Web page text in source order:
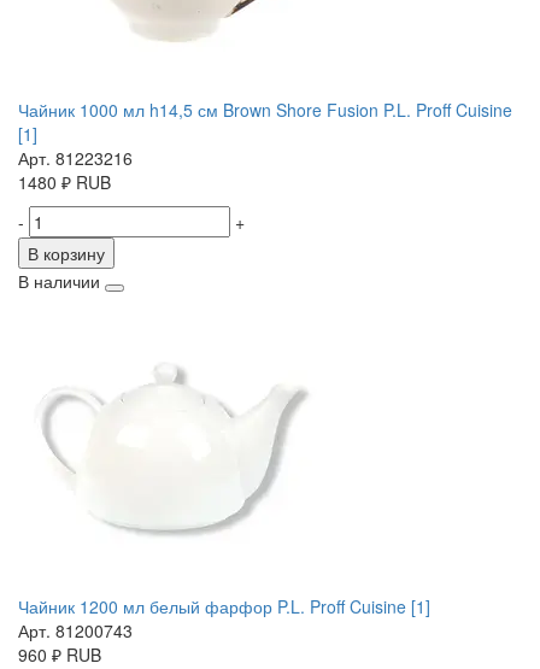
Чайник 1000 мл h14,5 см Brown Shore Fusion P.L. Proff Cuisine
[1]
Арт. 81223216
1480 ₽ RUB
-
+
В корзину
В наличии
Чайник 1200 мл белый фарфор P.L. Proff Cuisine [1]
Арт. 81200743
960 ₽ RUB